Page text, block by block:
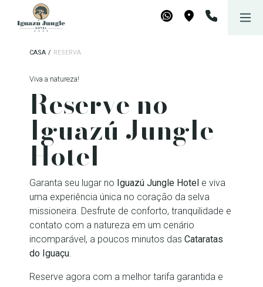
Iguazú Jungle Lodge
WhatsApp
Maps
CASA / RESERVA
Viva a natureza!
Reserve no
Iguazú Jungle
Hotel
Garanta seu lugar no Iguazú Jungle Hotele viva
uma experiência única no coração da selva
missioneira. Desfrute de conforto, tranquilidade e
contato com a natureza em um cenário
incomparável, a poucos minutos das Cataratas
do Iguaçu.
Reserve agora com a melhor tarifa garantida e